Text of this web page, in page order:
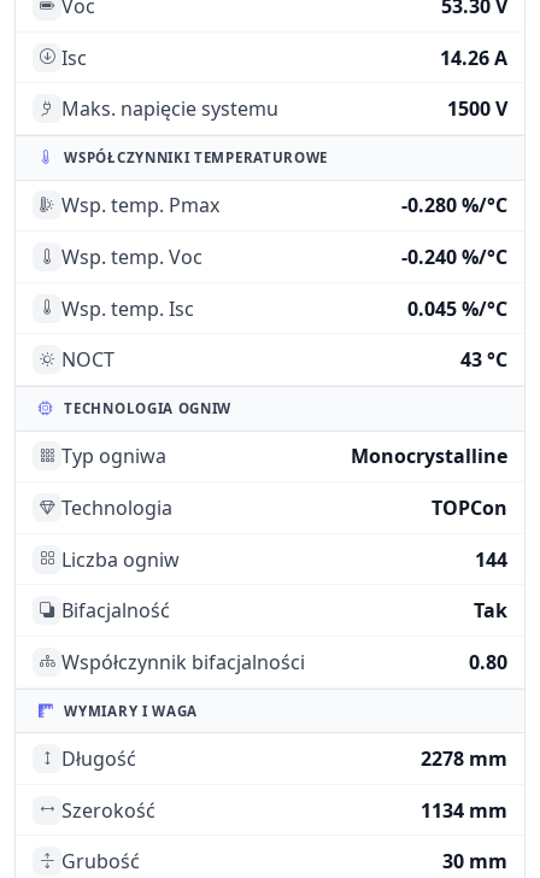
Voc
53.30 V
Isc
14.26 A
Maks. napięcie systemu
1500 V
WSPÓŁCZYNNIKI TEMPERATUROWE
Wsp. temp. Pmax
-0.280 %/°C
Wsp. temp. Voc
-0.240 %/°C
Wsp. temp. Isc
0.045 %/°C
NOCT
43 °C
TECHNOLOGIA OGNIW
Typ ogniwa
Monocrystalline
Technologia
TOPCon
Liczba ogniw
144
Bifacjalność
Tak
Współczynnik bifacjalności
0.80
WYMIARY I WAGA
Długość
2278 mm
Szerokość
1134 mm
Grubość
30 mm